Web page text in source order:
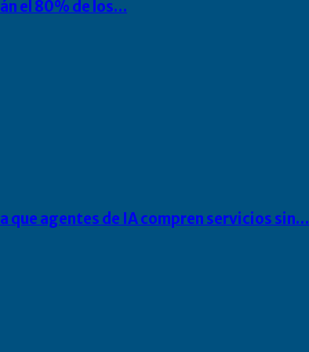
el 80% de los…
agentes de IA compren servicios sin…